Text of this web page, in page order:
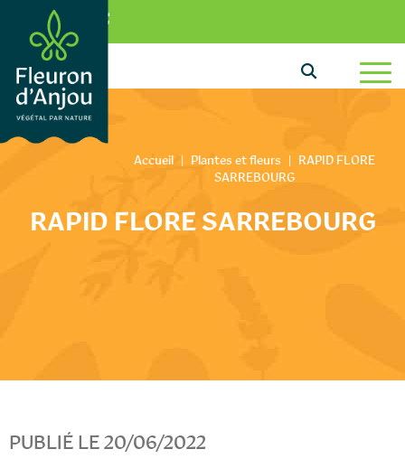
Aller au texte
Aller au menu
Passer au contenu
Menu principal
Accueil | Plantes et fleurs |
RAPID FLORE
SARREBOURG
RAPID FLORE SARREBOURG
PUBLIÉ LE 20/06/2022